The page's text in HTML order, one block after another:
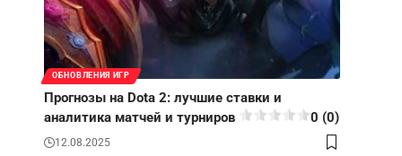
ОБНОВЛЕНИЯ ИГР
Прогнозы на Dota 2: лучшие ставки и
аналитика матчей и турниров
0 (0)
12.08.2025